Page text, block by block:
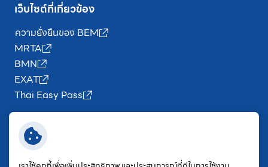
เว็บไซต์ที่เกี่ยวข้อง
ความยั่งยืนของ BEM
MRTA
BMN
EXAT
Thai Easy Pass
ติดตามข่าวสาร BEM